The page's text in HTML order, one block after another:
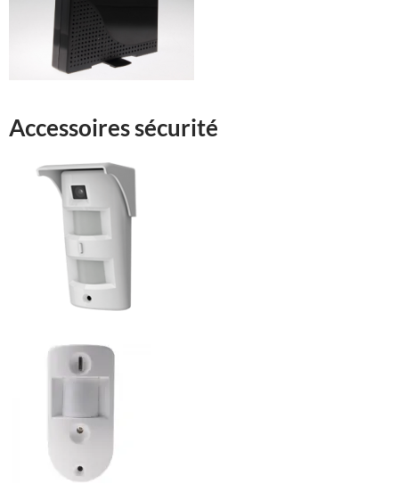
Accessoires sécurité